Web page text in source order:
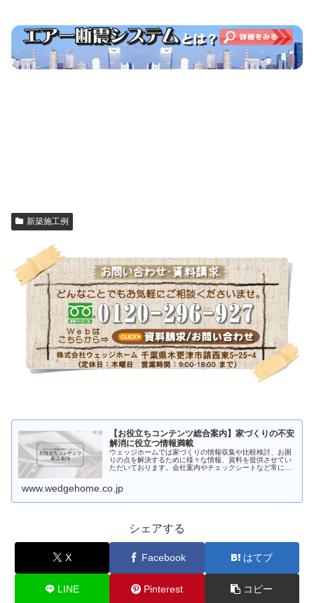
新築施工例
【お役立ちコンテンツ総合案内】家づくりの不安
解消に役立つ情報満載
ウェッジホームでは家づくりの情報収集や比較検討、お困
りの点を解決するために様々な情報、資料を提供させてい
ただいております。会社案内やチェックシートなど常に新
めたけど何からはじめたら良いかわ…
www.wedgehome.co.jp
シェアする
X Facebook はてブ
LINE Pinterest コピー